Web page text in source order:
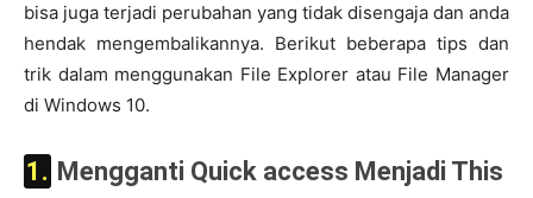
bisa juga terjadi perubahan yang tidak disengaja dan anda
hendak mengembalikannya. Berikut beberapa tips dan
trik dalam menggunakan File Explorer atau File Manager
di Windows 10.
1. Mengganti Quick access Menjadi This